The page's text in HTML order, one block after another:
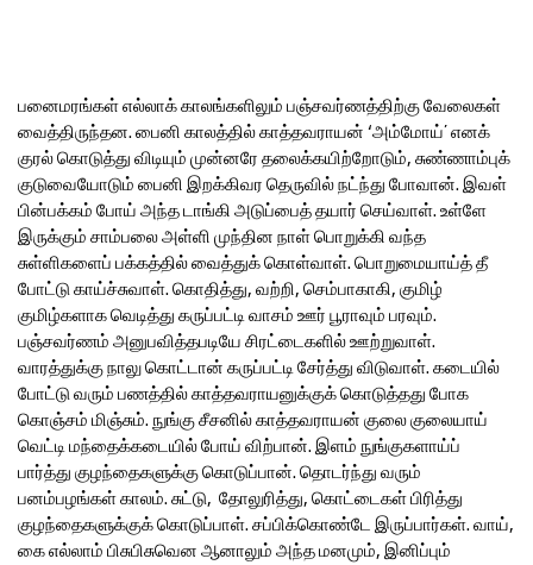
பனைமரங்கள் எல்லாக் காலங்களிலும் பஞ்சவர்ணத்திற்கு வேலைகள்
வைத்திருந்தன. பைனி காலத்தில் காத்தவராயன் ‘அம்மோய்’ எனக்
குரல் கொடுத்து விடியும் முன்னரே தலைக்கயிற்றோடும், சுண்ணாம்புக்
குடுவையோடும் பைனி இறக்கிவர தெருவில் நட்ந்து போவான். இவள்
பின்பக்கம் போய் அந்த டாங்கி அடுப்பைத் தயார் செய்வாள். உள்ளே
இருக்கும் சாம்பலை அள்ளி முந்தின நாள் பொறுக்கி வந்த
சுள்ளிகளைப் பக்கத்தில் வைத்துக் கொள்வாள். பொறுமையாய்த் தீ
போட்டு காய்ச்சுவாள். கொதித்து, வற்றி, செம்பாகாகி, குமிழ்
குமிழ்களாக வெடித்து கருப்பட்டி வாசம் ஊர் பூராவும் பரவும்.
பஞ்சவர்ணம் அனுபவித்தபடியே சிரட்டைகளில் ஊற்றுவாள்.
வாரத்துக்கு நாலு கொட்டான் கருப்பட்டி சேர்த்து விடுவாள். கடையில்
போட்டு வரும் பணத்தில் காத்தவராயனுக்குக் கொடுத்தது போக
கொஞ்சம் மிஞ்சும். நுங்கு சீசனில் காத்தவராயன் குலை குலையாய்
வெட்டி மந்தைக்கடையில் போய் விற்பான். இளம் நுங்குகளாய்ப்
பார்த்து குழந்தைகளுக்கு கொடுப்பான். தொடர்ந்து வரும்
பனம்பழங்கள் காலம். சுட்டு, தோலுரித்து, கொட்டைகள் பிரித்து
குழந்தைகளுக்குக் கொடுப்பாள். சப்பிக்கொண்டே இருப்பார்கள். வாய்,
கை எல்லாம் பிசுபிசுவென ஆனாலும் அந்த மனமும், இனிப்பும்